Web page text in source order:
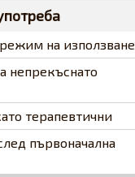
на използване
непрекъснато
терапевтични
първоначална